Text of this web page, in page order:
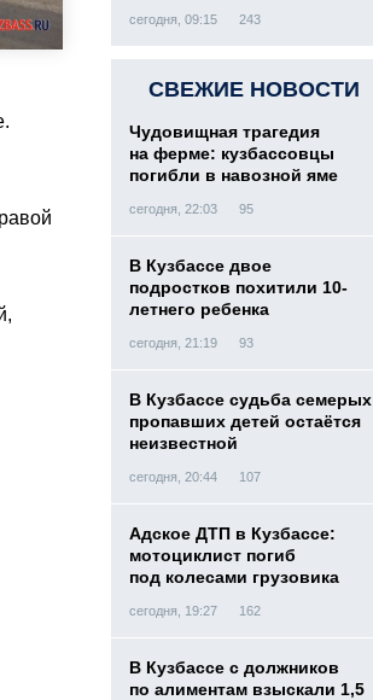
сегодня, 09:15 243
СВЕЖИЕ НОВОСТИ
Чудовищная трагедия
на ферме: кузбассовцы
погибли в навозной яме
сегодня, 22:03 95
В Кузбассе двое
подростков похитили 10-
летнего ребенка
сегодня, 21:19 93
В Кузбассе судьба семерых
пропавших детей остаётся
неизвестной
сегодня, 20:44 107
Адское ДТП в Кузбассе:
мотоциклист погиб
под колесами грузовика
сегодня, 19:27 162
В Кузбассе с должников
по алиментам взыскали 1,5